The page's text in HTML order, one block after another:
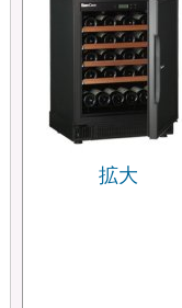
拡大